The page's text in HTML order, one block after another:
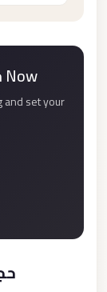
Book حجز ليموزين اسكندرية Now
and set your